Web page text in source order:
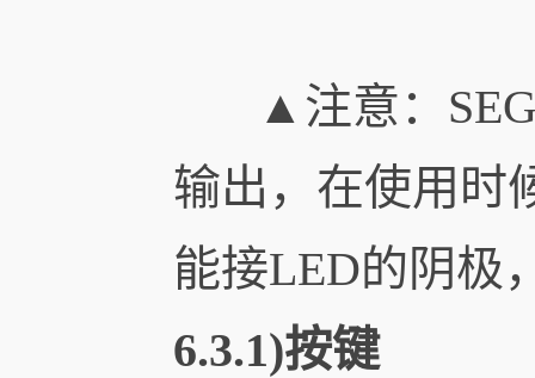
▲注意：
输出，在使用时
能接LED的阴极
6.3.1)按键